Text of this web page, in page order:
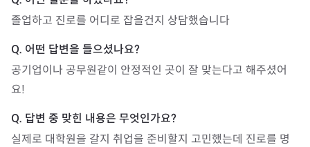
졸업하고 진로를 어디로 잡을건지 상담했습니다
공기업이나 공무원같이 안정적인 곳이 잘 맞는다고 해주셨어
요!
실제로 대학원을 갈지 취업을 준비할지 고민했는데 진로를 명